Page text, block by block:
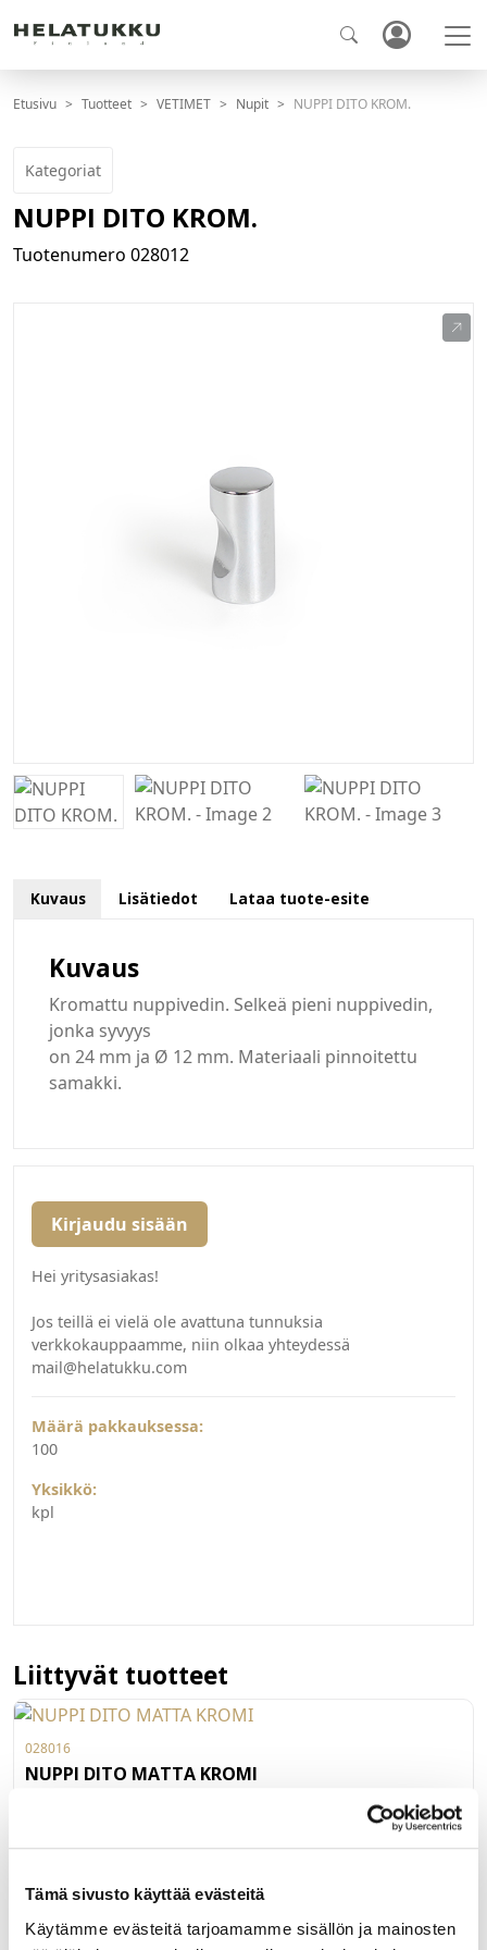
Tämä sivusto käyttää evästeitä
Käytämme evästeitä tarjoamamme sisällön ja mainosten
Etusivu Tuotteet VETIMET Nupit NUPPI DITO KROM.
Kategoriat
NUPPI DITO KROM.
Tuotenumero 028012
Kuvaus Lisätiedot Lataa tuote-esite
Kuvaus
Kromattu nuppivedin. Selkeä pieni nuppivedin,
jonka syvyys
on 24 mm ja Ø 12 mm. Materiaali pinnoitettu
samakki.
Kirjaudu sisään
Hei yritysasiakas!
Jos teillä ei vielä ole avattuna tunnuksia
verkkokauppaamme, niin olkaa yhteydessä
mail@helatukku.com
Määrä pakkauksessa:
100
Yksikkö:
kpl
Liittyvät tuotteet
028016
NUPPI DITO MATTA KROMI
Mattakromattu nuppivedin. Selkeä pieni sormilovellinen
nuppivedin, jonka syvyys on 24 mm ja Ø 12 mm. Materiaali
LUE LISÄÄ »